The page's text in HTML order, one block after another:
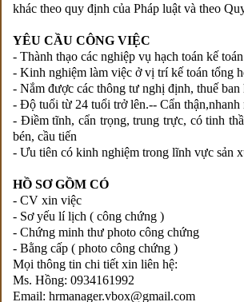
khác theo quy định của Pháp luật và theo
YÊU CẦU CÔNG VIỆC
- Thành thạo các nghiệp vụ hạch toán kế toán
- Kinh nghiệm làm việc ở vị trí kế toán tổng
- Nắm được các thông tư nghị định, thuế ban
- Độ tuổi từ 24 tuổi trở lên.-- Cẩn thận,nhanh
- Điềm tĩnh, cẩn trọng, trung trực, có tinh
bén, cầu tiến
- Ưu tiên có kinh nghiệm trong lĩnh vực sản
HỒ SƠ GỒM CÓ
- CV xin việc
- Sơ yếu lí lịch ( công chứng )
- Chứng minh thư photo công chứng
- Bằng cấp ( photo công chứng )
Mọi thông tin chi tiết xin liên hệ:
Ms. Hồng: 0934161992
Email: hrmanager.vbox@gmail.com